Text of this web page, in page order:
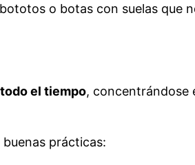
o botas con suelas que
el tiempo, concentrándose
prácticas: